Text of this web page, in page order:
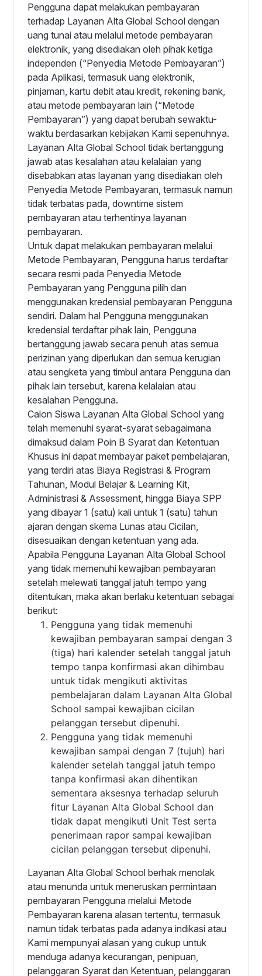
Pengguna dapat melakukan pembayaran
terhadap Layanan Alta Global School dengan
uang tunai atau melalui metode pembayaran
elektronik, yang disediakan oleh pihak ketiga
independen (“Penyedia Metode Pembayaran”)
pada Aplikasi, termasuk uang elektronik,
pinjaman, kartu debit atau kredit, rekening bank,
atau metode pembayaran lain (“Metode
Pembayaran”) yang dapat berubah sewaktu-
waktu berdasarkan kebijakan Kami sepenuhnya.
Layanan Alta Global School tidak bertanggung
jawab atas kesalahan atau kelalaian yang
disebabkan atas layanan yang disediakan oleh
Penyedia Metode Pembayaran, termasuk namun
tidak terbatas pada, downtime sistem
pembayaran atau terhentinya layanan
pembayaran.
Untuk dapat melakukan pembayaran melalui
Metode Pembayaran, Pengguna harus terdaftar
secara resmi pada Penyedia Metode
Pembayaran yang Pengguna pilih dan
menggunakan kredensial pembayaran Pengguna
sendiri. Dalam hal Pengguna menggunakan
kredensial terdaftar pihak lain, Pengguna
bertanggung jawab secara penuh atas semua
perizinan yang diperlukan dan semua kerugian
atau sengketa yang timbul antara Pengguna dan
pihak lain tersebut, karena kelalaian atau
kesalahan Pengguna.
Calon Siswa Layanan Alta Global School yang
telah memenuhi syarat-syarat sebagaimana
dimaksud dalam Poin B Syarat dan Ketentuan
Khusus ini dapat membayar paket pembelajaran,
yang terdiri atas Biaya Registrasi & Program
Tahunan, Modul Belajar & Learning Kit,
Administrasi & Assessment, hingga Biaya SPP
yang dibayar 1 (satu) kali untuk 1 (satu) tahun
ajaran dengan skema Lunas atau Cicilan,
disesuaikan dengan ketentuan yang ada.
Apabila Pengguna Layanan Alta Global School
yang tidak memenuhi kewajiban pembayaran
setelah melewati tanggal jatuh tempo yang
ditentukan, maka akan berlaku ketentuan sebagai
berikut:
Pengguna yang tidak memenuhi
kewajiban pembayaran sampai dengan 3
(tiga) hari kalender setelah tanggal jatuh
tempo tanpa konfirmasi akan dihimbau
untuk tidak mengikuti aktivitas
pembelajaran dalam Layanan Alta Global
School sampai kewajiban cicilan
pelanggan tersebut dipenuhi.
Pengguna yang tidak memenuhi
kewajiban sampai dengan 7 (tujuh) hari
kalender setelah tanggal jatuh tempo
tanpa konfirmasi akan dihentikan
sementara aksesnya terhadap seluruh
fitur Layanan Alta Global School dan
tidak dapat mengikuti Unit Test serta
penerimaan rapor sampai kewajiban
cicilan pelanggan tersebut dipenuhi.
Layanan Alta Global School berhak menolak
atau menunda untuk meneruskan permintaan
pembayaran Pengguna melalui Metode
Pembayaran karena alasan tertentu, termasuk
namun tidak terbatas pada adanya indikasi atau
Kami mempunyai alasan yang cukup untuk
menduga adanya kecurangan, penipuan,
pelanggaran Syarat dan Ketentuan, pelanggaran